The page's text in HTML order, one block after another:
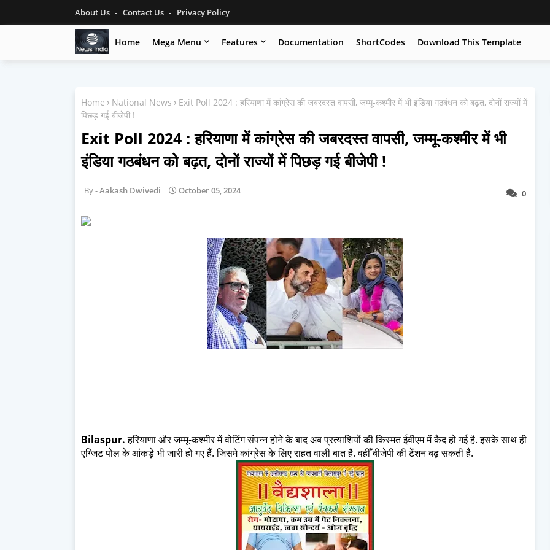
About Us Contact Us Privacy Policy
Home Mega Menu Features Documentation ShortCodes Download This Template
Home National News
Exit Poll 2024 : हरियाणा में कांग्रेस की जबरदस्त वापसी, जम्मू-कश्मीर में भी इंडिया गठबंधन को बढ़त, दोनों राज्यों में
पिछड़ गई बीजेपी !
Exit Poll 2024 : हरियाणा में कांग्रेस की जबरदस्त वापसी, जम्मू-कश्मीर में भी
इंडिया गठबंधन को बढ़त, दोनों राज्यों में पिछड़ गई बीजेपी !
0
Aakash Dwivedi October 05, 2024
Bilaspur.हरियाणा और जम्मू-कश्मीर में वोटिंग संपन्न होने के बाद अब प्रत्याशियों की किस्मत ईवीएम में कैद हो गई है. इसके साथ ही
एग्जिट पोल के आंकड़े भी जारी हो गए हैं. जिसमे कांग्रेस के लिए राहत वाली बात है. वहीँ बीजेपी की टेंशन बढ़ सकती है.